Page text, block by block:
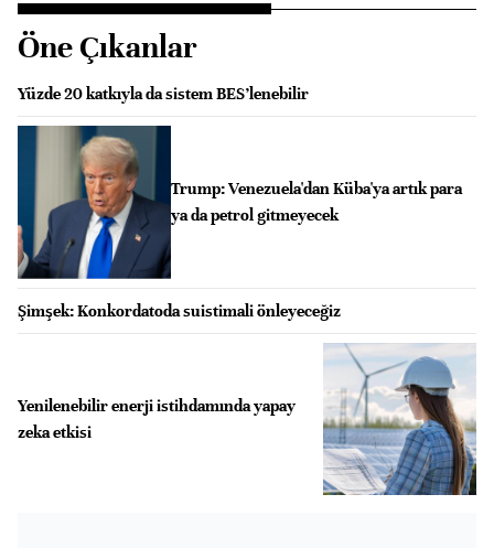
Öne Çıkanlar
Yüzde 20 katkıyla da sistem BES’lenebilir
Trump: Venezuela'dan Küba'ya artık para
ya da petrol gitmeyecek
Şimşek: Konkordatoda suistimali önleyeceğiz
Yenilenebilir enerji istihdamında yapay
zeka etkisi